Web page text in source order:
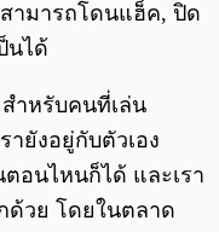
สามารถโดนแฮ็ค, ปิด
นได้
สำหรับคนที่เล่น
ายังอยู่กับตัวเอง
อนไหนก็ได้ และเรา
ด้วย โดยในตลาด